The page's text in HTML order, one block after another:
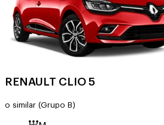
RENAULT CLIO 5
o similar (Grupo B)